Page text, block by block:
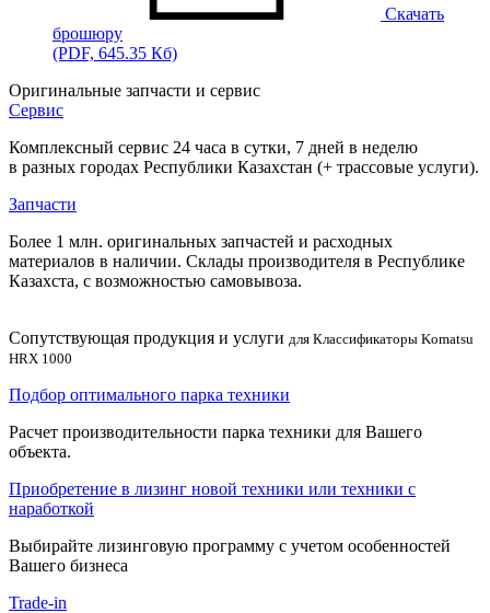
Скачать
брошюру
(PDF, 645.35 Кб)
Оригинальные запчасти и сервис
Сервис
Комплексный сервис 24 часа в сутки, 7 дней в неделю
в разных городах Республики Казахстан (+ трассовые услуги).
Запчасти
Более 1 млн. оригинальных запчастей и расходных
материалов в наличии. Склады производителя в Республике
Казахста, с возможностью самовывоза.
Сопутствующая продукция и услуги для Классификаторы Komatsu
HRX 1000
Подбор оптимального парка техники
Расчет производительности парка техники для Вашего
объекта.
Приобретение в лизинг новой техники или техники с
наработкой
Выбирайте лизинговую программу с учетом особенностей
Вашего бизнеса
Trade-in